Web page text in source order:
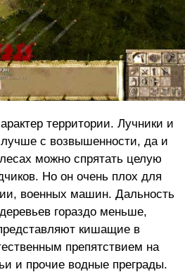
территории. Лучники и
лучше с возвышенности, да и
можно спрятать целую
Но он очень плох для
военных машин. Дальность
гораздо меньше,
кишащие в
препятствием на
и прочие водные преграды.